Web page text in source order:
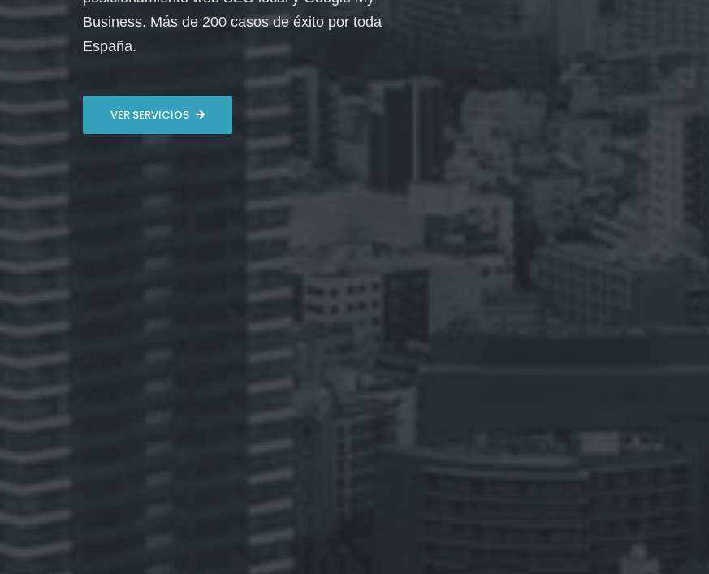
Business. Más de 200 casos de éxito por toda
España.
VER SERVICIOS